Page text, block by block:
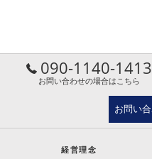
090-1140-1413
お問い合わせの場合はこちら
お問い
経営理念